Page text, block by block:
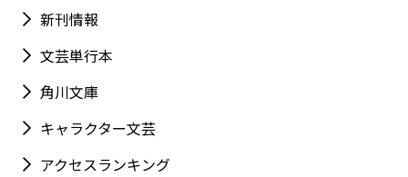
新刊情報
文芸単行本
角川文庫
キャラクター文芸
アクセスランキング